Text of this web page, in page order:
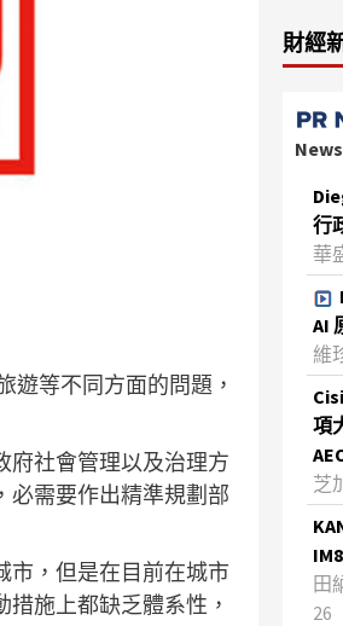
遊等不同方面的問題，
府社會管理以及治理方
必需要作出精準規劃部
市，但是在目前在城市
施上都缺乏體系性，
財經
行
華
AI
維
項
芝
田
26